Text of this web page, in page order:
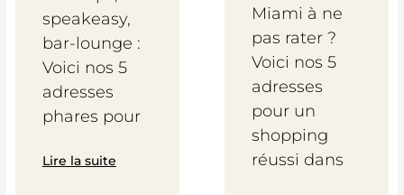
speakeasy,
bar-lounge :
Voici nos 5
adresses
phares pour
Lire la suite
Miami à ne
pas rater ?
Voici nos 5
adresses
pour un
shopping
réussi dans